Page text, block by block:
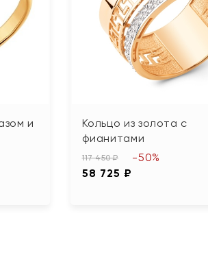
и
Кольцо из золота с
фианитами
117 450 ₽
58 725 ₽
-50%